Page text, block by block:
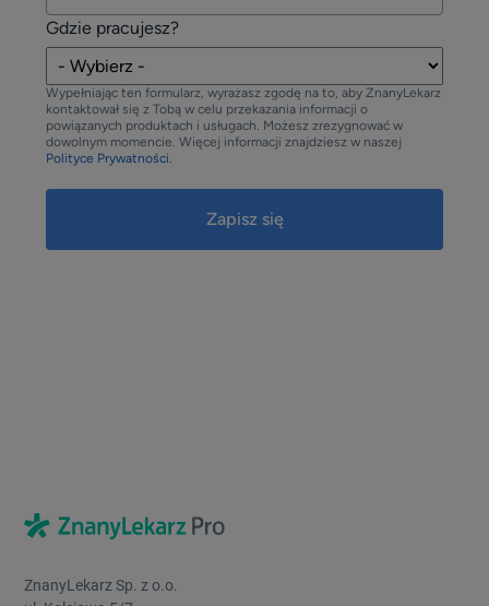
Gdzie pracujesz?
Wypełniając ten formularz, wyrażasz zgodę na to, aby ZnanyLekarz
kontaktował się z Tobą w celu przekazania informacji o
powiązanych produktach i usługach. Możesz zrezygnować w
dowolnym momencie. Więcej informacji znajdziesz w naszej
Polityce Prywatności.
ZnanyLekarz Sp. z o.o.